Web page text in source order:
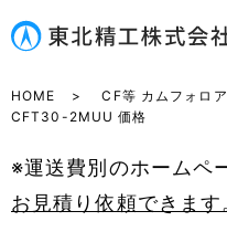
HOME CF等 カムフォロア
CFT30-2MUU 価格
※運送費別のホームペ
お見積り依頼できます